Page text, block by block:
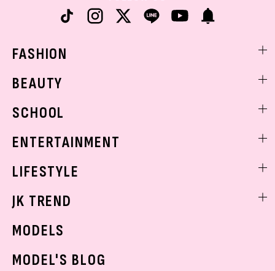
FASHION
着回し
BEAUTY
ベストコスメ
ボディケア
SCHOOL
学校ヘアメイク
ENTERTAINMENT
K-POP
LIFESTYLE
モデルの購入品
おでかけ
JK TREND
MODELS
MODEL'S BLOG